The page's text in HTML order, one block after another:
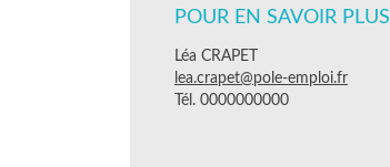
POUR EN SAVOIR PLUS
Léa CRAPET
lea.crapet@pole-emploi.fr
Tél. 0000000000